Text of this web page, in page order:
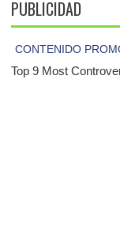
PUBLICIDAD